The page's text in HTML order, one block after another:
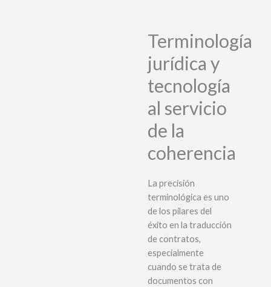
Terminología
jurídica y
tecnología
al servicio
de la
coherencia
La precisión
terminológica es uno
de los pilares del
éxito en la traducción
de contratos,
especialmente
cuando se trata de
documentos con